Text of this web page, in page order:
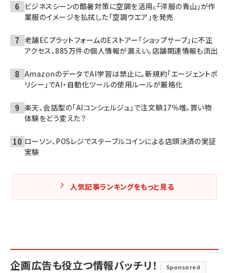
ビジネスシーンの酷暑対策に空調を活用――。「洋服の青山」が作
業服のイメージを払拭した「空調ウエア」を発売
老舗ECプラットフォームのEストアー「ショップサーブ」に不正
アクセス、885万件の個人情報が漏えい。店舗関連情報も流出
AmazonのデータでAI学習は禁止に。新規約「エージェントポ
リシー」でAI・自動化ツールの使用ルールが厳格化
楽天、会話型の「AIコンシェルジュ」で注文額17％増。買い物
体験をどう変えた？
ローソン、POSレジでステーブルコインによる店頭決済の実証
実験
人気記事ランキングをもっと見る
企画広告も役立つ情報バッチリ！ Sponsored